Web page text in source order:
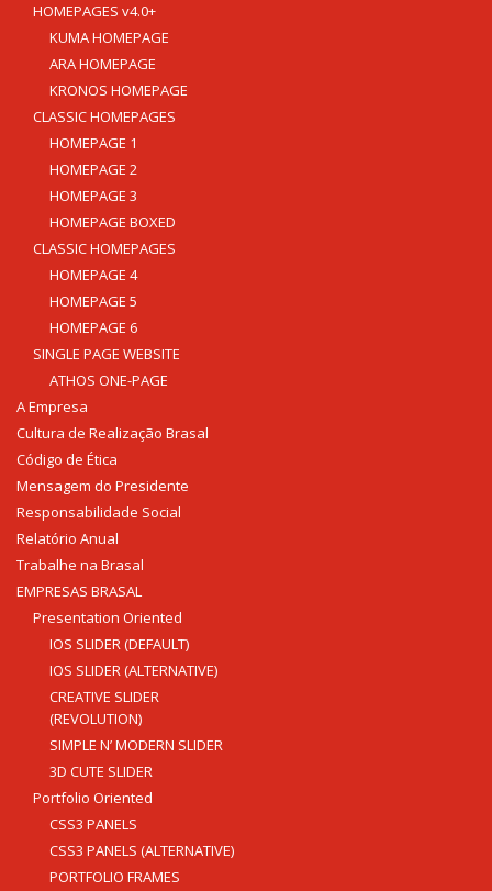
HOMEPAGES v4.0+
KUMA HOMEPAGE
ARA HOMEPAGE
KRONOS HOMEPAGE
CLASSIC HOMEPAGES
HOMEPAGE 1
HOMEPAGE 2
HOMEPAGE 3
HOMEPAGE BOXED
CLASSIC HOMEPAGES
HOMEPAGE 4
HOMEPAGE 5
HOMEPAGE 6
SINGLE PAGE WEBSITE
ATHOS ONE-PAGE
A Empresa
Cultura de Realização Brasal
Código de Ética
Mensagem do Presidente
Responsabilidade Social
Relatório Anual
Trabalhe na Brasal
EMPRESAS BRASAL
Presentation Oriented
IOS SLIDER (DEFAULT)
IOS SLIDER (ALTERNATIVE)
CREATIVE SLIDER
(REVOLUTION)
SIMPLE N’ MODERN SLIDER
3D CUTE SLIDER
Portfolio Oriented
CSS3 PANELS
CSS3 PANELS (ALTERNATIVE)
PORTFOLIO FRAMES